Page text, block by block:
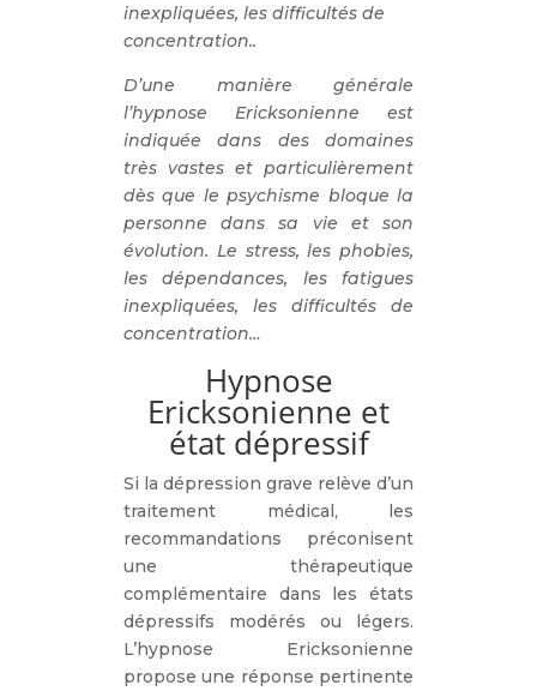
inexpliquées, les difficultés de
concentration..
D’une manière générale
l’hypnose Ericksonienne est
indiquée dans des domaines
très vastes et particulièrement
dès que le psychisme bloque la
personne dans sa vie et son
évolution. Le stress, les phobies,
les dépendances, les fatigues
inexpliquées, les difficultés de
concentration…
Hypnose
Ericksonienne et
état dépressif
Si la dépression grave relève d’un
traitement médical, les
recommandations préconisent
une thérapeutique
complémentaire dans les états
dépressifs modérés ou légers.
L’hypnose Ericksonienne
propose une réponse pertinente